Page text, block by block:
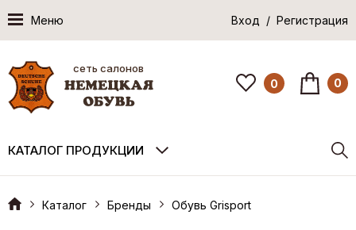
Меню Вход / Регистрация
сеть салонов
0 0
КАТАЛОГ ПРОДУКЦИИ
Каталог Бренды Обувь Grisport